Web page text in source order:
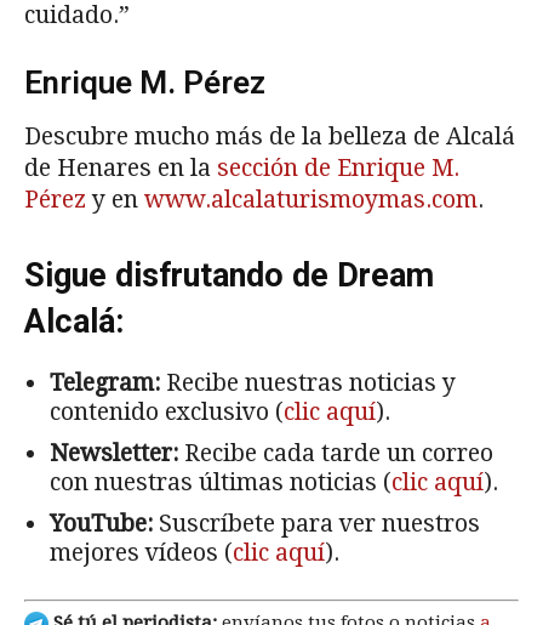
cuidado.”
Enrique M. Pérez
Descubre mucho más de la belleza de Alcalá
de Henares en la sección de Enrique M.
Pérezy en www.alcalaturismoymas.com.
Sigue disfrutando de Dream
Alcalá:
Telegram: Recibe nuestras noticias y
contenido exclusivo (clic aquí).
Newsletter: Recibe cada tarde un correo
con nuestras últimas noticias (clic aquí).
YouTube: Suscríbete para ver nuestros
mejores vídeos (clic aquí).